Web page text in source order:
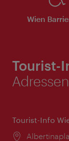
Wien
Tourist-
Tourist-Info
Ort: